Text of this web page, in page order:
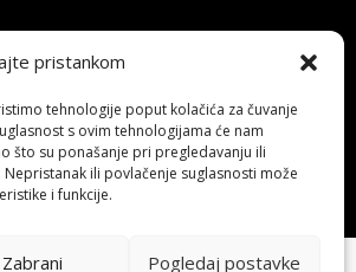
pristankom
tehnologije poput kolačića za čuvanje
s ovim tehnologijama će nam
što su ponašanje pri pregledavanju ili
ili povlačenje suglasnosti može
i funkcije.
Zabrani Pogledaj postavke